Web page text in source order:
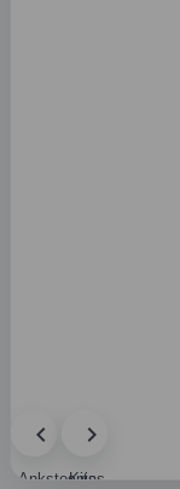
Ankstesnis
Kitas